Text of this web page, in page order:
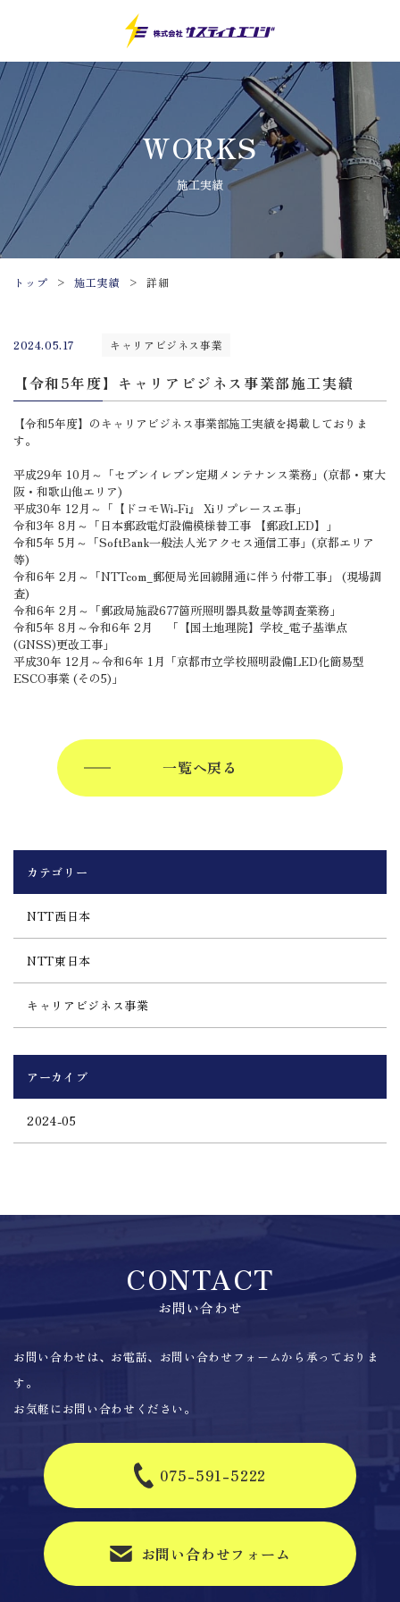
WORKS
施工実績
トップ > 施工実績 > 詳細
2024.05.17 キャリアビジネス事業
【令和5年度】キャリアビジネス事業部施工実績
【令和5年度】のキャリアビジネス事業部施工実績を掲載しておりま
す。
平成29年 10月～「セブンイレブン定期メンテナンス業務」(京都・東大
阪・和歌山他エリア)
平成30年 12月～「【ドコモWi-Fi』 Xiリプレースエ事」
令和3年 8月～「日本郵政電灯設備模様替工事 【郵政LED】」
令和5年 5月～「SoftBank一般法人光アクセス通信工事」(京都エリア
等)
令和6年 2月～「NTTcom_郵便局光回線開通に伴う付帯工事」 (現場調
査)
令和6年 2月～「郵政局施設677箇所照明器具数量等調査業務」
令和5年 8月～令和6年 2月 「【国土地理院】学校_電子基準点
(GNSS)更改工事」
平成30年 12月～令和6年 1月「京都市立学校照明設備LED化簡易型
ESCO事業 (その5)」
一覧へ戻る
カテゴリー
NTT西日本
NTT東日本
キャリアビジネス事業
アーカイブ
2024-05
CONTACT
お問い合わせ
お問い合わせは、お電話、お問い合わせフォームから承っておりま
す。
お気軽にお問い合わせください。
075-591-5222
お問い合わせフォーム